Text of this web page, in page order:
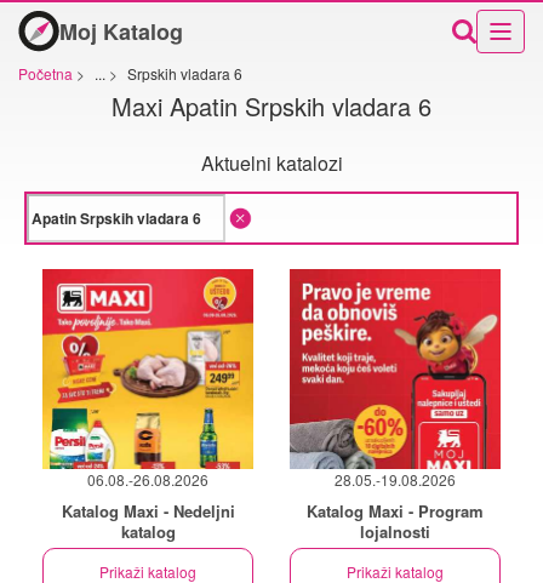
Moj Katalog
Početna > ... > Srpskih vladara 6
Maxi Apatin Srpskih vladara 6
Aktuelni katalozi
06.08.-26.08.2026
Katalog Maxi - Nedeljni
katalog
Prikaži katalog
28.05.-19.08.2026
Katalog Maxi - Program
lojalnosti
Prikaži katalog